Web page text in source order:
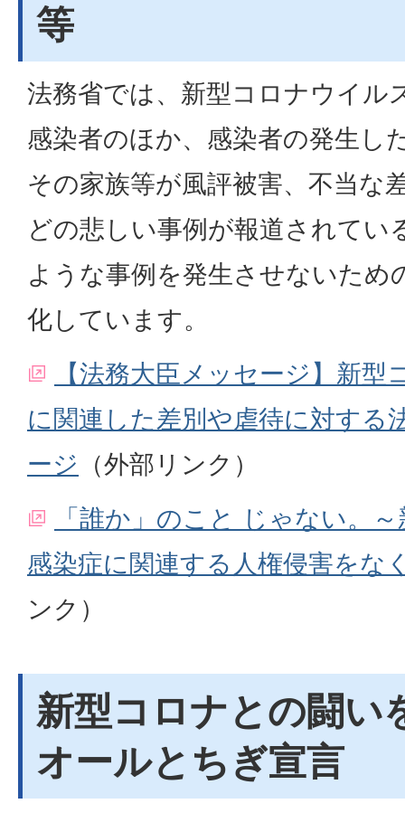
等
法務省では、新型コロナウイル
感染者のほか、感染者の発生し
その家族等が風評被害、不当な
どの悲しい事例が報道されてい
ような事例を発生させないため
化しています。
【法務大臣メッセージ】新
に関連した差別や虐待に対する
ージ （外部リンク）
「誰か」のこと じゃない。
感染症に関連する人権侵害をな
ンク）
新型コロナとの闘い
オールとちぎ宣言